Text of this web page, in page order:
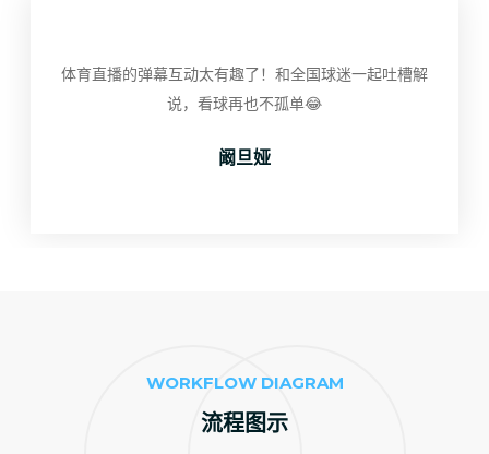
体育直播的弹幕互动太有趣了！和全国球迷一起吐槽解
说，看球再也不孤单😂
阚旦娅
WORKFLOW DIAGRAM
流程图示